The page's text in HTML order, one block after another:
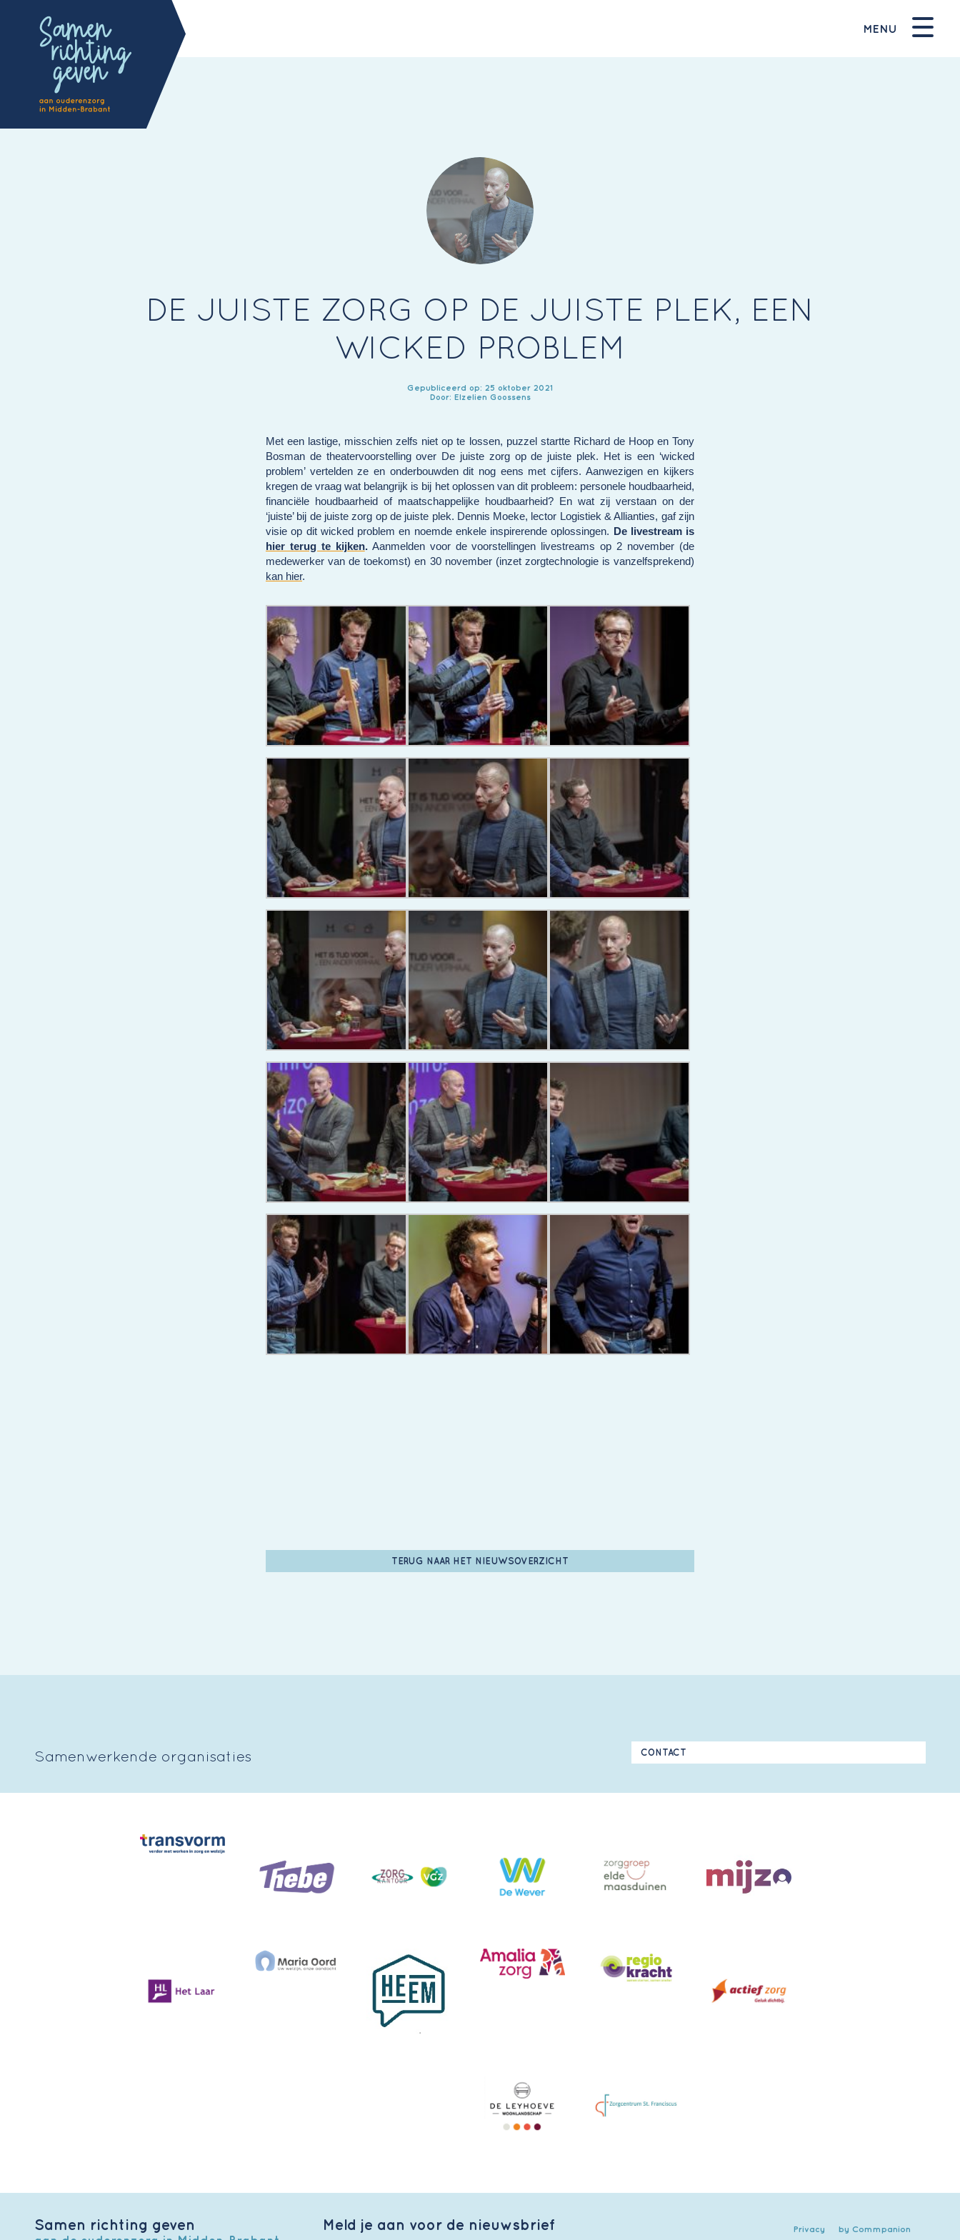
MENU
DE JUISTE ZORG OP DE JUISTE PLEK, EEN
WICKED PROBLEM
Gepubliceerd op: 25 oktober 2021
Door: Elzelien Goossens
Met een lastige, misschien zelfs niet op te lossen, puzzel startte Richard de Hoop en Tony
Bosman de theatervoorstelling over De juiste zorg op de juiste plek. Het is een ‘wicked
problem’ vertelden ze en onderbouwden dit nog eens met cijfers. Aanwezigen en kijkers
kregen de vraag wat belangrijk is bij het oplossen van dit probleem: personele houdbaarheid,
financiële houdbaarheid of maatschappelijke houdbaarheid? En wat zij verstaan on der
‘juiste’ bij de juiste zorg op de juiste plek. Dennis Moeke, lector Logistiek & Allianties, gaf zijn
visie op dit wicked problem en noemde enkele inspirerende oplossingen. De livestream is
hier terug te kijken.Aanmelden voor de voorstellingen livestreams op 2 november (de
medewerker van de toekomst) en 30 november (inzet zorgtechnologie is vanzelfsprekend)
kan hier.
TERUG NAAR HET NIEUWSOVERZICHT
Samenwerkende organisaties CONTACT
Samen richting geven Meld je aan voor de nieuwsbrief Privacy by Commpanion